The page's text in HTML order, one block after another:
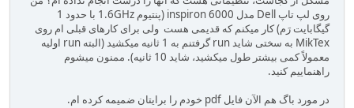
روی لپ تاپ Dell مدل inspiron 6000 (پنتیوم 1.6GHz با حدود 1
گیگابایت رَم) کار میکنم که قدیمی هست ولی برای کارهای قبلی ام روی
MikTex به سختی شاید run گرفتنم به 1 ثانیه میکشید (البته run اولیه
معمولاً کمی بیشتر طول میکشید، شاید 10 ثانیه). ممنون میشوم
راهنماییم کنید.
در مورد باگ هم الآن فایل pdf خودم را برایتان ضمیمه کرده ام.